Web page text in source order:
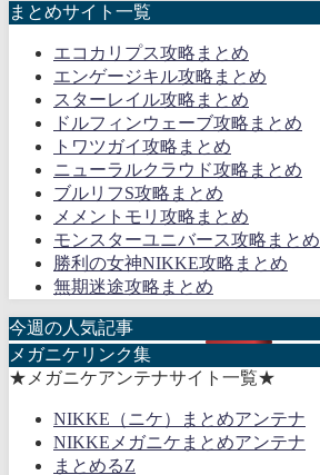
まとめサイト一覧
エコカリプス攻略まとめ
エンゲージキル攻略まとめ
スターレイル攻略まとめ
ドルフィンウェーブ攻略まとめ
トワツガイ攻略まとめ
ニューラルクラウド攻略まとめ
ブルリフS攻略まとめ
メメントモリ攻略まとめ
モンスターユニバース攻略まとめ
勝利の女神NIKKE攻略まとめ
無期迷途攻略まとめ
今週の人気記事
メガニケリンク集
★メガニケアンテナサイト一覧★
NIKKE（ニケ）まとめアンテナ
NIKKEメガニケまとめアンテナ
まとめるZ